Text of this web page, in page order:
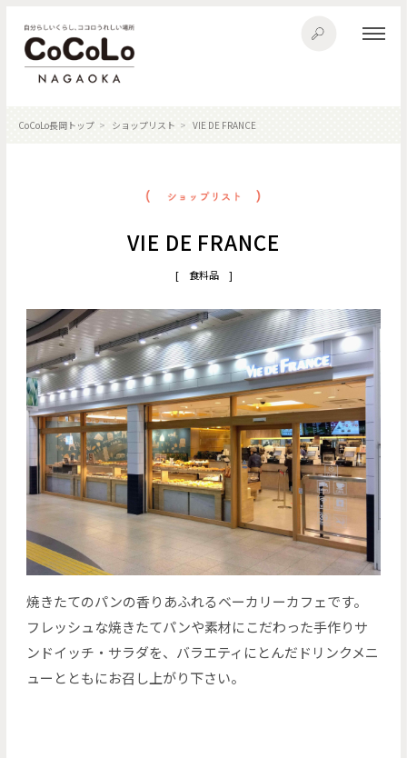
CoCoLo長岡トップ ショップリスト VIE DE FRANCE
VIE DE FRANCE
[ 食料品 ]
焼きたてのパンの香りあふれるベーカリーカフェです。
フレッシュな焼きたてパンや素材にこだわった手作りサ
ンドイッチ・サラダを、バラエティにとんだドリンクメニ
ューとともにお召し上がり下さい。